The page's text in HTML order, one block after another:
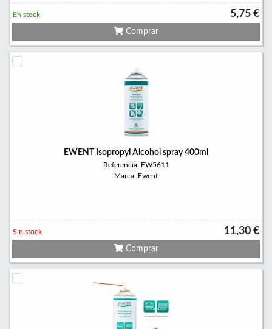
5,75 €
En stock
Comprar
EWENT Isopropyl Alcohol spray 400ml
Referencia: EW5611
Marca: Ewent
11,30 €
Sin stock
Comprar